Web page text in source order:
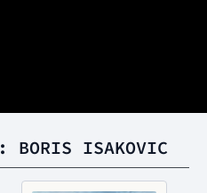
: BORIS ISAKOVIC